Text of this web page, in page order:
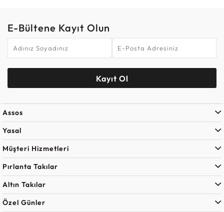
E-Bültene Kayıt Olun
Kayıt Ol
Assos
Yasal
Müşteri Hizmetleri
Pırlanta Takılar
Altın Takılar
Özel Günler